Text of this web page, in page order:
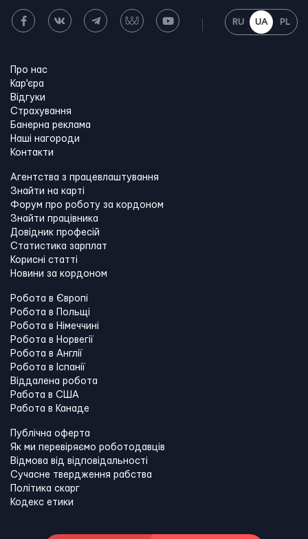
RU UA PL
Про нас
Кар'єра
Відгуки
Страхування
Банерна реклама
Наші нагороди
Контакти
Агентства з працевлаштування
Знайти на карті
Форум про роботу за кордоном
Знайти працівника
Довідник професій
Статистика зарплат
Корисні статті
Новини за кордоном
Робота в Європі
Робота в Польщі
Робота в Німеччині
Робота в Норвегії
Робота в Англії
Робота в Іспанії
Віддалена робота
Работа в США
Работа в Канадe
Публічна оферта
Як ми перевіряємо роботодавців
Відмова від відповідальності
Сучасне твердження рабства
Політика скарг
Кодекс етики